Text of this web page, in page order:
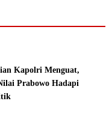
Kapolri Menguat,
Prabowo Hadapi